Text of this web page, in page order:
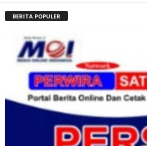
BERITA POPULER